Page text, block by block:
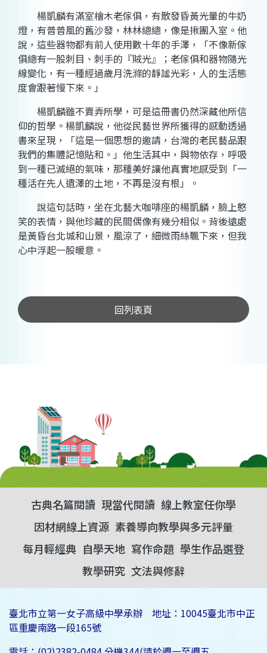
楊凱麟有滿室檜木老傢俱，有散發昏黃光暈的牛奶
燈，有普普風的舊沙發，林林總總，像是揪團入室。他
說，這些器物都有前人使用數十年的手澤，「不像新傢
俱總有一股刺目、刺手的『賊光』；老傢俱和器物隨光
線變化，有一種經過歲月洗滌的靜謐光彩，人的生活態
度會跟著慢下來。」
楊凱麟雖不賣弄所學，可是這冊書仍然深藏他所信
仰的哲學。楊凱麟說，他從民藝世界所獲得的感動透過
書來呈現，「這是一個思想的邀請，台灣的老民藝品跟
我們的集體記憶貼和。」他生活其中，與物依存，呼吸
到一種已滅絕的氣味，那種美好讓他真實地感受到「一
種活在先人遺澤的土地，不再是沒有根」。
說這句話時，坐在北藝大咖啡座的楊凱麟，臉上憨
笑的表情，與他珍藏的民間偶像有幾分相似。背後遠處
是黃昏台北城和山景，風涼了，細微雨絲飄下來，但我
心中浮起一股暖意。
回列表頁
古典名篇閱讀 現當代閱讀 線上教室任你學
因材網線上資源 素養導向教學與多元評量
每月輕經典 自學天地 寫作命題 學生作品選登
教學研究 文法與修辭
臺北市立第一女子高級中學承辦 地址：10045臺北市中正
區重慶南路一段165號